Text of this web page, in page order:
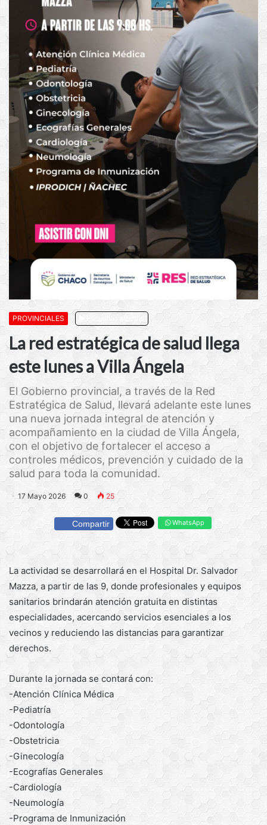
PROVINCIALES Escuchar artículo
La red estratégica de salud llega
este lunes a Villa Ángela
El Gobierno provincial, a través de la Red
Estratégica de Salud, llevará adelante este lunes
una nueva jornada integral de atención y
acompañamiento en la ciudad de Villa Ángela,
con el objetivo de fortalecer el acceso a
controles médicos, prevención y cuidado de la
salud para toda la comunidad.
17 Mayo 2026 0 25
Compartir WhatsApp
La actividad se desarrollará en el Hospital Dr. Salvador
Mazza, a partir de las 9, donde profesionales y equipos
sanitarios brindarán atención gratuita en distintas
especialidades, acercando servicios esenciales a los
vecinos y reduciendo las distancias para garantizar
derechos.
Durante la jornada se contará con:
-Atención Clínica Médica
-Pediatría
-Odontología
-Obstetricia
-Ginecología
-Ecografías Generales
-Cardiología
-Neumología
-Programa de Inmunización